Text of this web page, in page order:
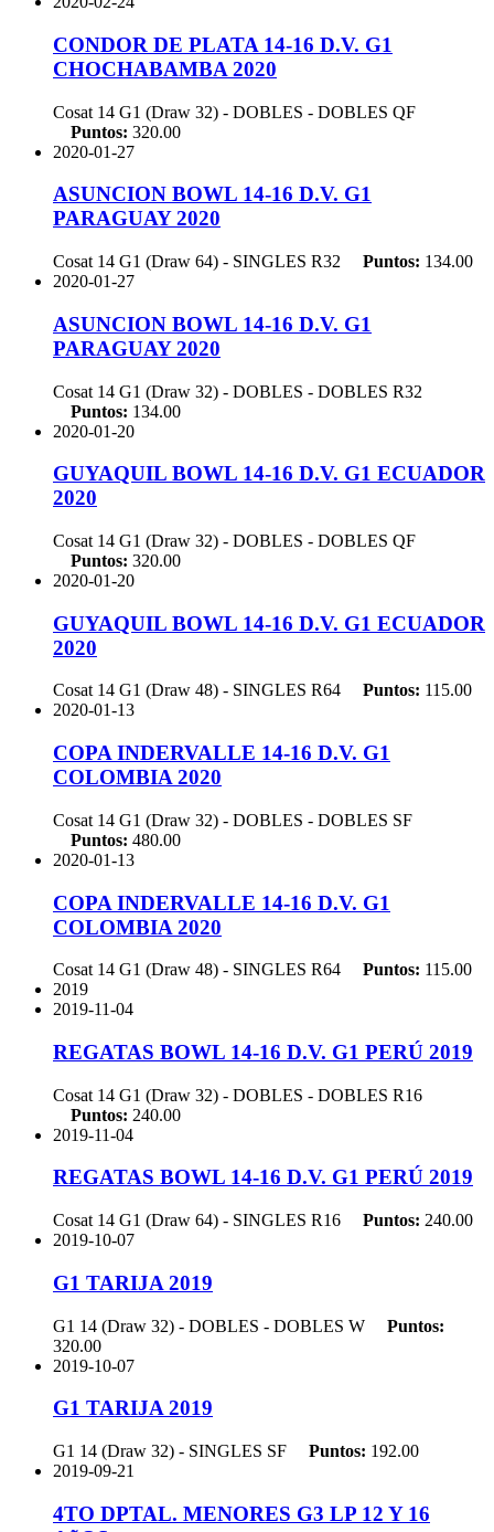
CONDOR DE PLATA 14-16 D.V. G1
CHOCHABAMBA 2020
Cosat 14 G1 (Draw 32) - DOBLES - DOBLES QF
Puntos: 320.00
2020-01-27
ASUNCION BOWL 14-16 D.V. G1
PARAGUAY 2020
Cosat 14 G1 (Draw 64) - SINGLES R32 Puntos: 134.00
2020-01-27
ASUNCION BOWL 14-16 D.V. G1
PARAGUAY 2020
Cosat 14 G1 (Draw 32) - DOBLES - DOBLES R32
Puntos: 134.00
2020-01-20
GUYAQUIL BOWL 14-16 D.V. G1 ECUADOR
2020
Cosat 14 G1 (Draw 32) - DOBLES - DOBLES QF
Puntos: 320.00
2020-01-20
GUYAQUIL BOWL 14-16 D.V. G1 ECUADOR
2020
Cosat 14 G1 (Draw 48) - SINGLES R64 Puntos: 115.00
2020-01-13
COPA INDERVALLE 14-16 D.V. G1
COLOMBIA 2020
Cosat 14 G1 (Draw 32) - DOBLES - DOBLES SF
Puntos: 480.00
2020-01-13
COPA INDERVALLE 14-16 D.V. G1
COLOMBIA 2020
Cosat 14 G1 (Draw 48) - SINGLES R64 Puntos: 115.00
2019
2019-11-04
REGATAS BOWL 14-16 D.V. G1 PERÚ 2019
Cosat 14 G1 (Draw 32) - DOBLES - DOBLES R16
Puntos: 240.00
2019-11-04
REGATAS BOWL 14-16 D.V. G1 PERÚ 2019
Cosat 14 G1 (Draw 64) - SINGLES R16 Puntos: 240.00
2019-10-07
G1 TARIJA 2019
G1 14 (Draw 32) - DOBLES - DOBLES W
Puntos:
320.00
2019-10-07
G1 TARIJA 2019
G1 14 (Draw 32) - SINGLES SF Puntos: 192.00
2019-09-21
4TO DPTAL. MENORES G3 LP 12 Y 16